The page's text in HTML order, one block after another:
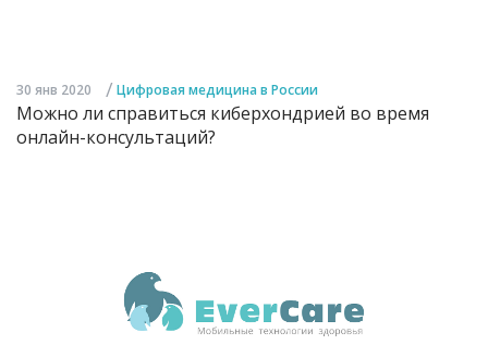
30 янв 2020 / Цифровая медицина в России
Можно ли справиться киберхондрией во время
онлайн-консультаций?